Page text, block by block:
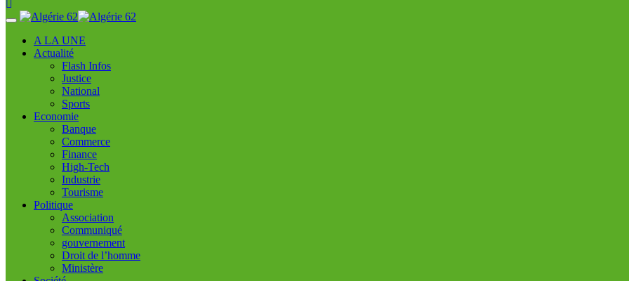
A LA UNE
Actualité
Flash Infos
Justice
National
Sports
Economie
Banque
Commerce
Finance
High-Tech
Industrie
Tourisme
Politique
Association
Communiqué
gouvernement
Droit de l’homme
Ministère